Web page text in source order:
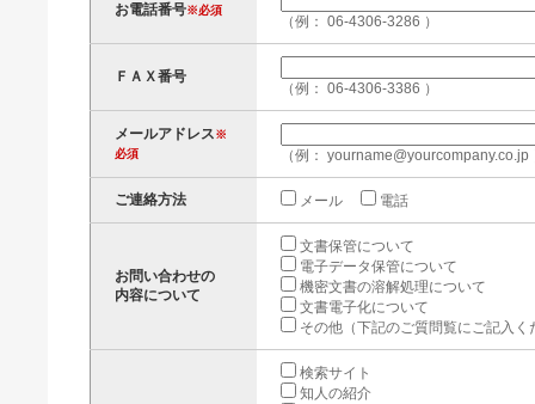
お電話番号※必須
（例： 06-4306-3286 ）
ＦＡＸ番号
（例： 06-4306-3386 ）
メールアドレス※
必須
（例： yourname@yourcompany.co.jp
ご連絡方法 メール 電話
お問い合わせの
内容について
文書保管について
電子データ保管について
機密文書の溶解処理について
文書電子化について
その他（下記のご質問覧にご記入く
検索サイト
知人の紹介